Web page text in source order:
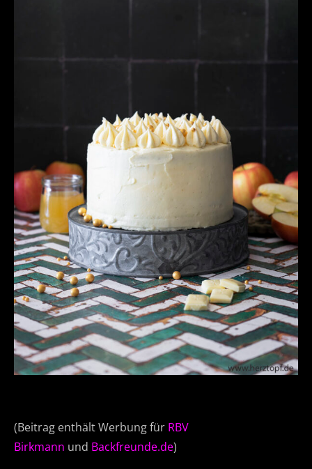
(Beitrag enthält Werbung für RBV
Birkmann und Backfreunde.de)